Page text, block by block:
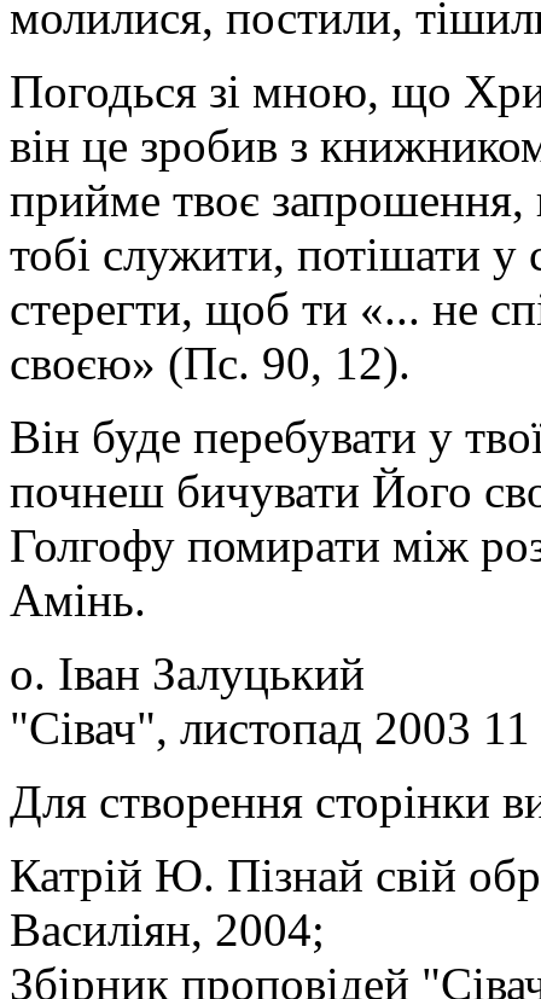
молилися, постили,
Погодься зі мною, що
він це зробив з
прийме твоє запрошення,
тобі служити, потішати у
стерегти, щоб ти «... не
своєю» (Пс. 90, 12).
Він буде перебувати у
почнеш бичувати Його
Голгофу помирати між
Амінь.
о. Іван Залуцький
"Сівач", листопад 2003
Для створення сторінки
Катрій Ю. Пізнай свій
Василіян, 2004;
Збірник проповідей